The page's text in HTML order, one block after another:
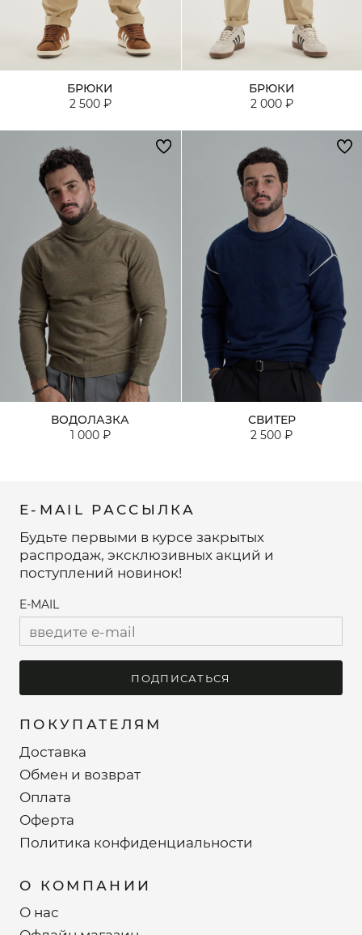
БРЮКИ
2 500 ₽
БРЮКИ
2 000 ₽
ВОДОЛАЗКА
1 000 ₽
СВИТЕР
2 500 ₽
ПОКУПАТЕЛЯМ
Доставка
Обмен и возврат
Оплата
Оферта
Политика конфиденциальности
О КОМПАНИИ
О нас
E-MAIL РАССЫЛКА
Будьте первыми в курсе закрытых
распродаж, эксклюзивных акций и
поступлений новинок!
E-MAIL
ПОДПИСАТЬСЯ